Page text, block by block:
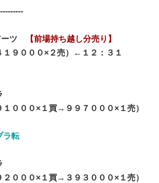
ツ 【前場持ち越し分売り】
９０００×２売）←１２：３１
１０００×１買→９９７０００×１売）
ラ転
２０００×１買→３９３０００×１売）